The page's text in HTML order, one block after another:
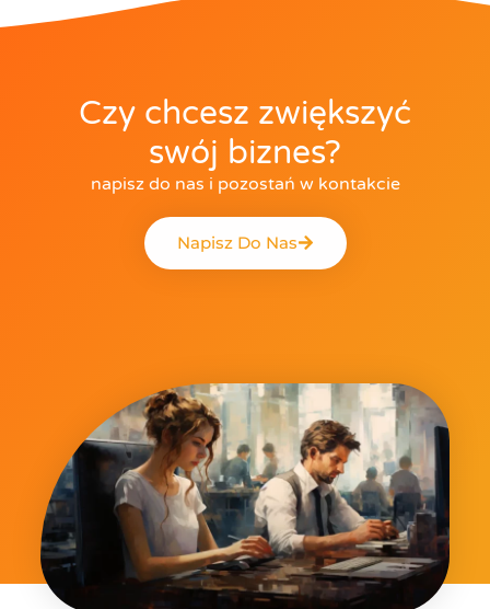
Czy chcesz zwiększyć
swój biznes?
napisz do nas i pozostań w kontakcie
Napisz Do Nas